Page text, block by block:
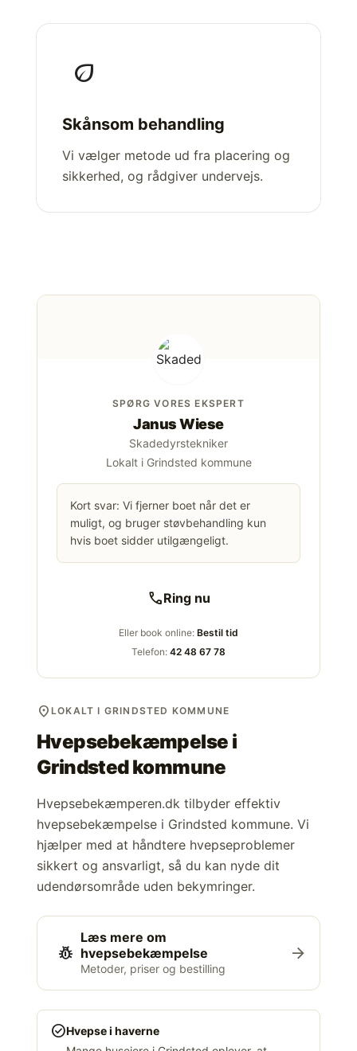
eco
Skånsom behandling
Vi vælger metode ud fra placering og
sikkerhed, og rådgiver undervejs.
SPØRG VORES EKSPERT
Janus Wiese
Skadedyrstekniker
Lokalt i Grindsted kommune
Kort svar: Vi fjerner boet når det er
muligt, og bruger støvbehandling kun
hvis boet sidder utilgængeligt.
callRing nu
Eller book online: Bestil tid
Telefon: 42 48 67 78
location_on LOKALT I GRINDSTED KOMMUNE
Hvepsebekæmpelse i
Grindsted kommune
Hvepsebekæmperen.dk tilbyder effektiv
hvepsebekæmpelse i Grindsted kommune. Vi
hjælper med at håndtere hvepseproblemer
sikkert og ansvarligt, så du kan nyde dit
udendørsområde uden bekymringer.
pest_control
Læs mere om
hvepsebekæmpelse
Metoder, priser og bestilling
arrow_forward
check_circleHvepse i haverne